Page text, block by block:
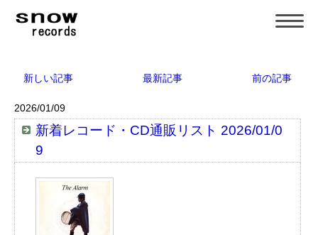
新しい記事 最新記事 前の記事
2026/01/09
新着レコード・CD通販リスト 2026/01/0
9